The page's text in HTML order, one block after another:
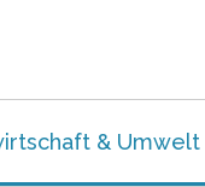
& Umwelt